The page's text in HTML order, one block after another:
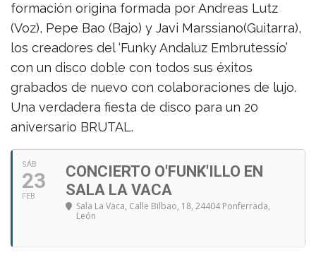
formación origina formada por Andreas Lutz
(Voz), Pepe Bao (Bajo) y Javi Marssiano(Guitarra),
los creadores del ‘Funky Andaluz Embrutessío’
con un disco doble con todos sus éxitos
grabados de nuevo con colaboraciones de lujo.
Una verdadera fiesta de disco para un 20
aniversario BRUTAL.
SÁB
23
FEB
CONCIERTO O'FUNK'ILLO EN
SALA LA VACA
Sala La Vaca, Calle Bilbao, 18, 24404 Ponferrada,
León